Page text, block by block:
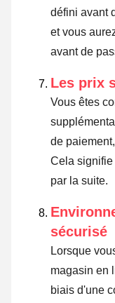
défini avant
et vous
avant de
Les prix
Vous êtes
de
Cela signifie
par la suite.
sécurisé
Lorsque
magasin en
biais d'une